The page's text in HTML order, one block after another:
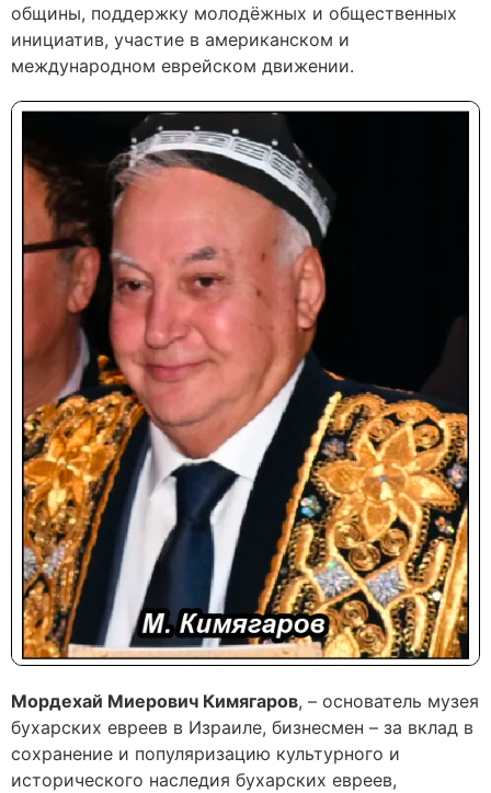
общины, поддержку молодёжных и общественных
инициатив, участие в американском и
международном еврейском движении.
Мордехай Миерович Кимягаров, – основатель музея
бухарских евреев в Израиле, бизнесмен – за вклад в
сохранение и популяризацию культурного и
исторического наследия бухарских евреев,